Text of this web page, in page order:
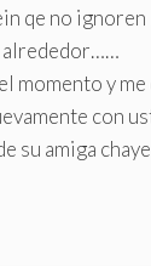
qe no ignoren
alrededor……
momento y me
con
su amiga